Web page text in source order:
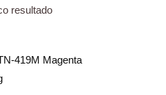
resultado